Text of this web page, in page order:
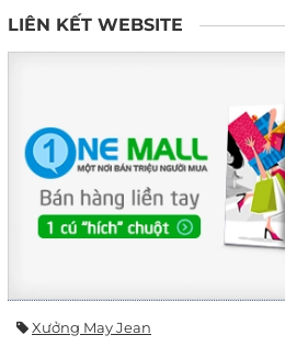
LIÊN KẾT WEBSITE
Xưởng May Jean